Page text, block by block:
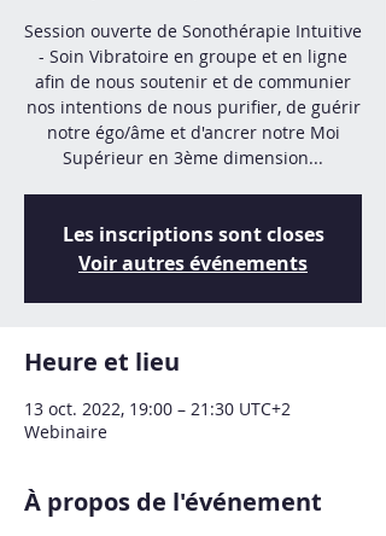
Session ouverte de Sonothérapie Intuitive
- Soin Vibratoire en groupe et en ligne
afin de nous soutenir et de communier
nos intentions de nous purifier, de guérir
notre égo/âme et d'ancrer notre Moi
Supérieur en 3ème dimension...
Les inscriptions sont closes
Voir autres événements
Heure et lieu
13 oct. 2022, 19:00 – 21:30 UTC+2
Webinaire
À propos de l'événement